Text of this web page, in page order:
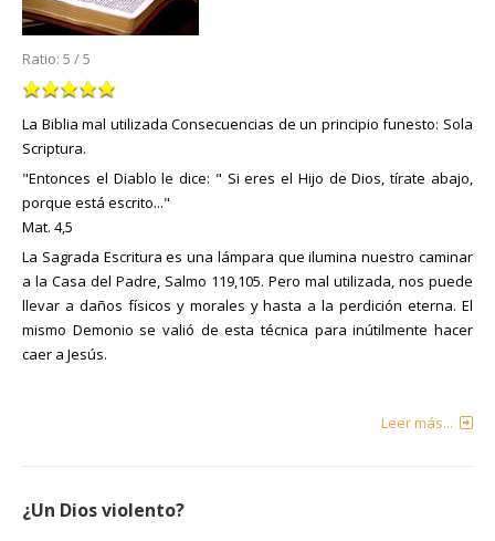
Ratio: 5 /5
La Biblia mal utilizada Consecuencias de un principio funesto: Sola
Scriptura.
"Entonces el Diablo le dice: " Si eres el Hijo de Dios, tírate abajo,
porque está escrito..."
Mat. 4,5
La Sagrada Escritura es una lámpara que ilumina nuestro caminar
a la Casa del Padre, Salmo 119,105. Pero mal utilizada, nos puede
llevar a daños físicos y morales y hasta a la perdición eterna. El
mismo Demonio se valió de esta técnica para inútilmente hacer
caer a Jesús.
Leer más...
¿Un Dios violento?